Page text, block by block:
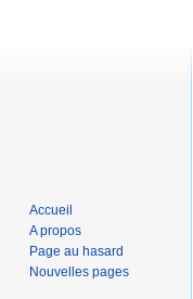
Accueil
A propos
Page au hasard
Nouvelles pages